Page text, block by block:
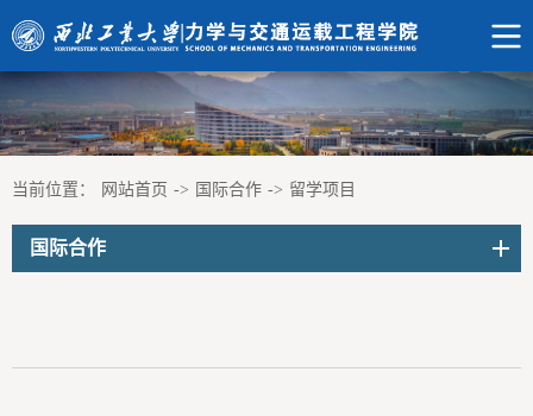
当前位置： 网站首页 -> 国际合作 -> 留学项目
国际合作